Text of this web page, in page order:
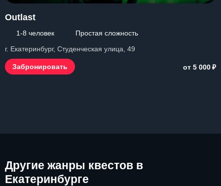
Outlast
1-8 человек
Простая сложность
г. Екатеринбург, Студенческая улица, 49
Забронировать от 5 000₽
Другие жанры квестов в
Екатеринбурге